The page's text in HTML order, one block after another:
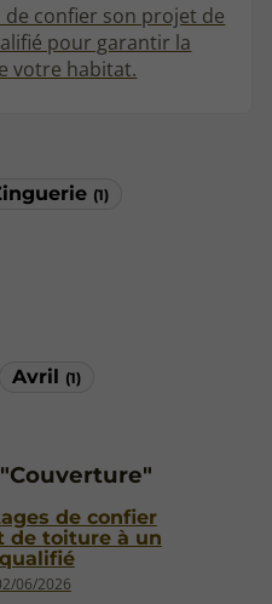
(1)
Avril (1)
06/2026
de confier
de toiture à un
de confier son projet de
pour garantir la
votre habitat.